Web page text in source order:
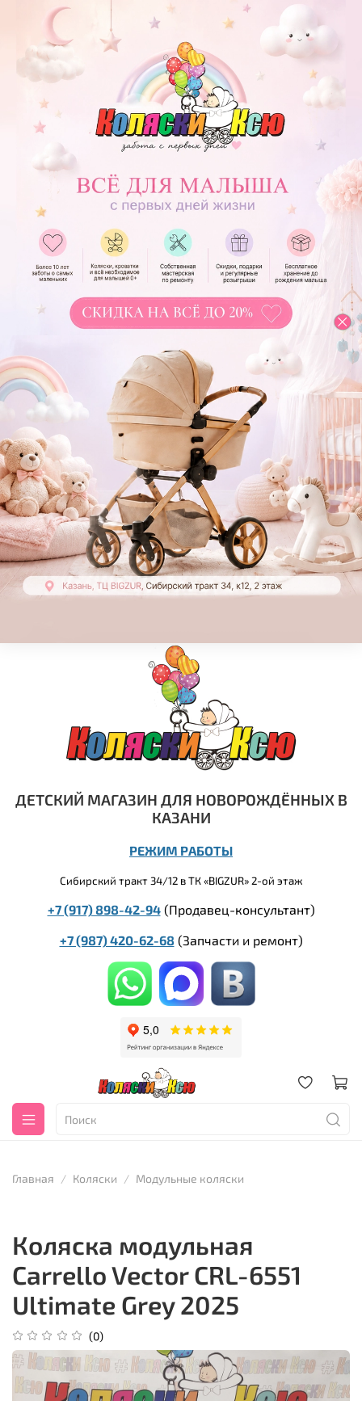
ДЕТСКИЙ МАГАЗИН ДЛЯ НОВОРОЖДЁННЫХ В
КАЗАНИ
РЕЖИМ РАБОТЫ
Сибирский тракт 34/12 в ТК «BIGZUR» 2-ой этаж
+7 (917) 898-42-94(Продавец-консультант)
+7 (987) 420-62-68 (Запчасти и ремонт)
Главная Коляски Модульные коляски
Коляска модульная
Carrello Vector CRL-6551
Ultimate Grey 2025
(0)